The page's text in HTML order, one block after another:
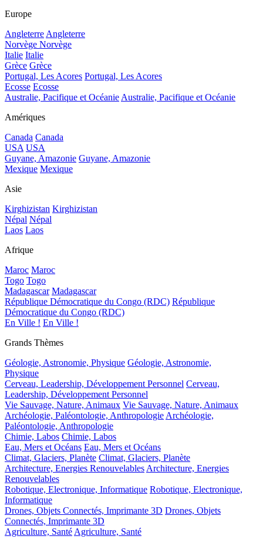
Europe
AngleterreAngleterre
Norvège Norvège
Italie Italie
Grèce Grèce
Portugal, Les Acores Portugal, Les Acores
Ecosse Ecosse
Australie, Pacifique et OcéanieAustralie, Pacifique et Océanie
Amériques
Canada Canada
USA USA
Guyane, Amazonie Guyane, Amazonie
Mexique Mexique
Asie
Kirghizistan Kirghizistan
Népal Népal
Laos Laos
Afrique
Maroc Maroc
Togo Togo
Madagascar Madagascar
République Démocratique du Congo (RDC) République
Démocratique du Congo (RDC)
En Ville ! En Ville !
Grands Thèmes
Géologie, Astronomie, Physique Géologie, Astronomie,
Physique
Cerveau, Leadership, Développement Personnel Cerveau,
Leadership, Développement Personnel
Vie Sauvage, Nature, Animaux Vie Sauvage, Nature, Animaux
Archéologie, Paléontologie, AnthropologieArchéologie,
Paléontologie, Anthropologie
Chimie, Labos Chimie, Labos
Eau, Mers et Océans Eau, Mers et Océans
Climat, Glaciers, Planète Climat, Glaciers, Planète
Architecture, Energies RenouvelablesArchitecture, Energies
Renouvelables
Robotique, Electronique, Informatique Robotique, Electronique,
Informatique
Drones, Objets Connectés, Imprimante 3D Drones, Objets
Connectés, Imprimante 3D
Agriculture, SantéAgriculture, Santé